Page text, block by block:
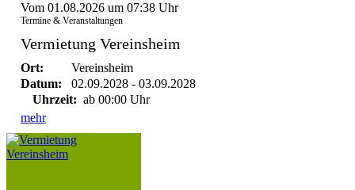
Vom 01.08.2026 um 07:38 Uhr
Termine & Veranstaltungen
Vermietung Vereinsheim
Ort:
Vereinsheim
Datum:
02.09.2028 - 03.09.2028
Uhrzeit: ab 00:00 Uhr
mehr